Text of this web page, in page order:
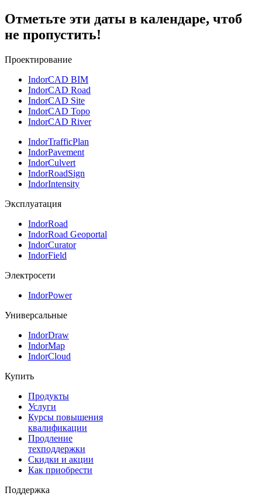
Отметьте эти даты в календаре, чтоб
не пропустить!
Проектирование
IndorCAD BIM
IndorCAD Road
IndorCAD Site
IndorCAD Topo
IndorCAD River
IndorTrafficPlan
IndorPavement
IndorCulvert
IndorRoadSign
IndorIntensity
Эксплуатация
IndorRoad
IndorRoad Geoportal
IndorCurator
IndorField
Электросети
IndorPower
Универсальные
IndorDraw
IndorMap
IndorCloud
Купить
Продукты
Услуги
Курсы повышения
квалификации
Продление
техподдержки
Скидки и акции
Как приобрести
Поддержка